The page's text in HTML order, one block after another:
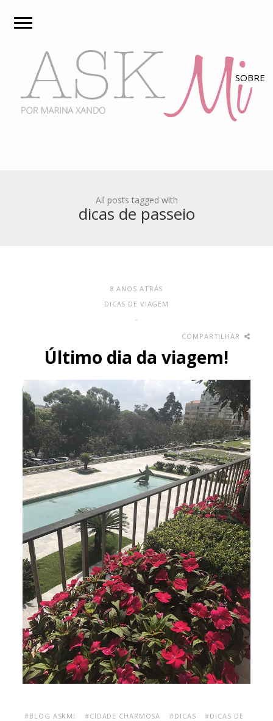
All posts tagged with
dicas de passeio
8 ANOS ATRÁS
DICAS DE VIAGEM
-
COMPARTILHAR
Último dia da viagem!
#BLOG ASKMI #CIDADE CHARMOSA #DICAS
#DICAS DE